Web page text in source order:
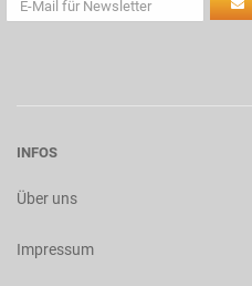
INFOS
Über uns
Impressum